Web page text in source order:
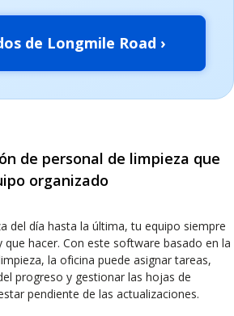
de Longmile Road ›
de personal de limpieza que
organizado
del día hasta la última, tu equipo siempre
que hacer. Con este software basado en la
la oficina puede asignar tareas,
progreso y gestionar las hojas de
pendiente de las actualizaciones.